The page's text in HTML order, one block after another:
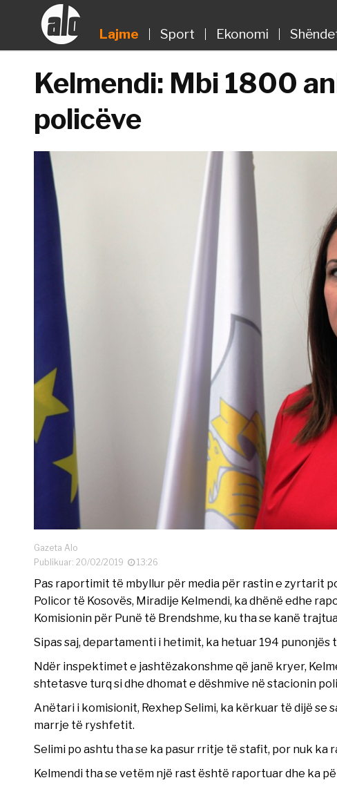
Lajme Sport Ekonomi
Kelmendi: Mbi 1800
policëve
Gazeta Alo
Publikuar: 20/02/2019
13:26
Pas raportimit të mbyllur për media për rastin e zyrtarit
Policor të Kosovës, Miradije Kelmendi, ka dhënë edhe
Komisionin për Punë të Brendshme, ku tha se kanë
Sipas saj, departamenti i hetimit, ka hetuar 194 punonjës
Ndër inspektimet e jashtëzakonshme që janë kryer,
shtetasve turq si dhe dhomat e dëshmive në stacionin
Anëtari i komisionit, Rexhep Selimi, ka kërkuar të dijë
marrje të ryshfetit.
Selimi po ashtu tha se ka pasur rritje të stafit, por nuk ka
Kelmendi tha se vetëm një rast është raportuar dhe ka